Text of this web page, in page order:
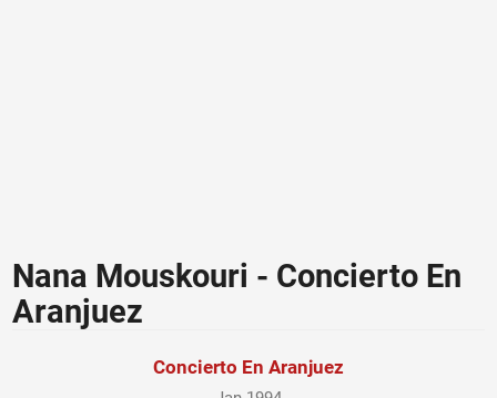
Nana Mouskouri - Concierto En
Aranjuez
Concierto En Aranjuez